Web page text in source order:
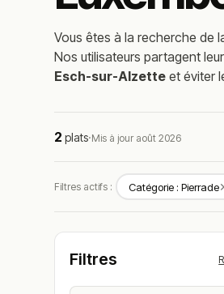
Vous êtes à la recherche de
Nos utilisateurs partagent
Esch-sur-Alzette et éviter
2 plats·Mis à jour août 2026
Filtres actifs : Catégorie : Pierrade
Filtres